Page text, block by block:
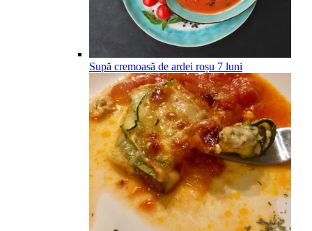
Supă cremoasă de ardei roșu 7 luni